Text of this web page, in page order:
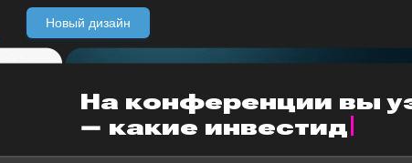
Новый дизайн